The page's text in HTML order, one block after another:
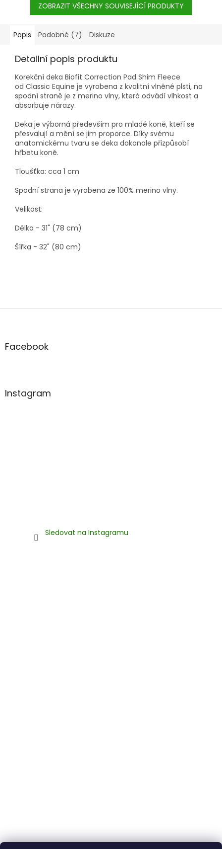
ZOBRAZIT VŠECHNY SOUVISEJÍCÍ PRODUKTY
Popis Podobné (7) Diskuze
Detailní popis produktu
Korekční deka Biofit Correction Pad Shim Fleece
od Classic Equine je vyrobena z kvalitní vlněné plsti, na
spodní straně je z merino vlny, která odvádí vlhkost a
absorbuje nárazy.
Deka je výborná především pro mladé koně, kteří se
přesvalují a mění se jim proporce. Díky svému
anatomickému tvaru se deka dokonale přizpůsobí
hřbetu koně.
Tloušťka: cca 1 cm
Spodní strana je vyrobena ze 100% merino vlny.
Velikost:
Délka - 31" (78 cm)
Šířka - 32" (80 cm)
Z
aFacebook
Instagram
Sledovat na Instagramu